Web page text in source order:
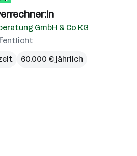
GmbH & Co KG
60.000 € jährlich